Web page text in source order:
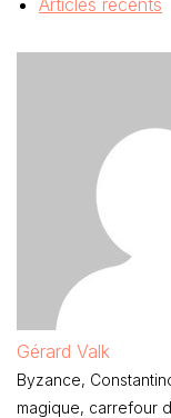
Gérard Valk
Byzance,
magique, carrefour